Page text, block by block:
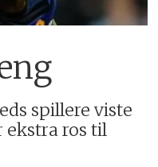
spillere viste
ekstra ros til